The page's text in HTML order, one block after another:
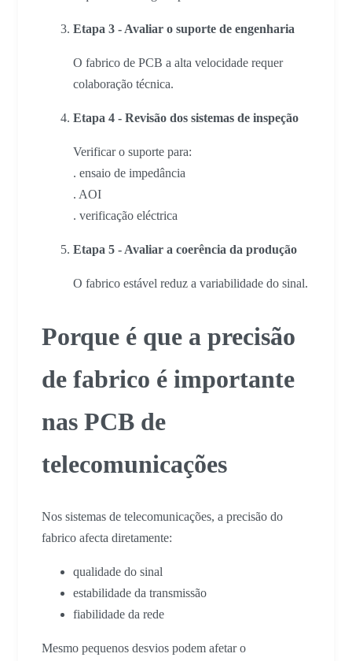
Etapa 3 - Avaliar o suporte de engenharia
O fabrico de PCB a alta velocidade requer
colaboração técnica.
Etapa 4 - Revisão dos sistemas de inspeção
Verificar o suporte para:
. ensaio de impedância
. AOI
. verificação eléctrica
Etapa 5 - Avaliar a coerência da produção
O fabrico estável reduz a variabilidade do sinal.
Porque é que a precisão
de fabrico é importante
nas PCB de
telecomunicações
Nos sistemas de telecomunicações, a precisão do
fabrico afecta diretamente:
qualidade do sinal
estabilidade da transmissão
fiabilidade da rede
Mesmo pequenos desvios podem afetar o